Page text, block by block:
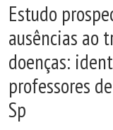
Estudo
ausências ao
doenças:
professores
Sp